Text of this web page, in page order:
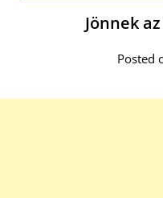
Jönnek
Posted